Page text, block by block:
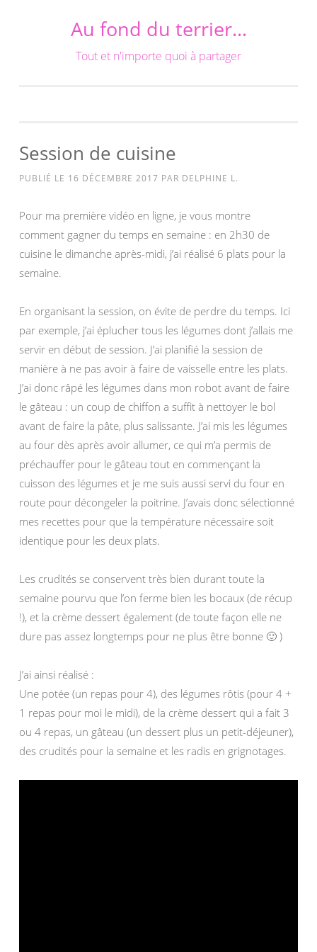
Au fond du terrier…
Tout et n'importe quoi à partager
Session de cuisine
PUBLIÉ LE 16 DÉCEMBRE 2017 PAR DELPHINE L.
Pour ma première vidéo en ligne, je vous montre
comment gagner du temps en semaine : en 2h30 de
cuisine le dimanche après-midi, j’ai réalisé 6 plats pour la
semaine.
En organisant la session, on évite de perdre du temps. Ici
par exemple, j’ai éplucher tous les légumes dont j’allais me
servir en début de session. J’ai planifié la session de
manière à ne pas avoir à faire de vaisselle entre les plats.
J’ai donc râpé les légumes dans mon robot avant de faire
le gâteau : un coup de chiffon a suffit à nettoyer le bol
avant de faire la pâte, plus salissante. J’ai mis les légumes
au four dès après avoir allumer, ce qui m’a permis de
préchauffer pour le gâteau tout en commençant la
cuisson des légumes et je me suis aussi servi du four en
route pour décongeler la poitrine. J’avais donc sélectionné
mes recettes pour que la température nécessaire soit
identique pour les deux plats.
Les crudités se conservent très bien durant toute la
semaine pourvu que l’on ferme bien les bocaux (de récup
!), et la crème dessert également (de toute façon elle ne
dure pas assez longtemps pour ne plus être bonne 🙂 )
J’ai ainsi réalisé :
Une potée (un repas pour 4), des légumes rôtis (pour 4 +
1 repas pour moi le midi), de la crème dessert qui a fait 3
ou 4 repas, un gâteau (un dessert plus un petit-déjeuner),
des crudités pour la semaine et les radis en grignotages.